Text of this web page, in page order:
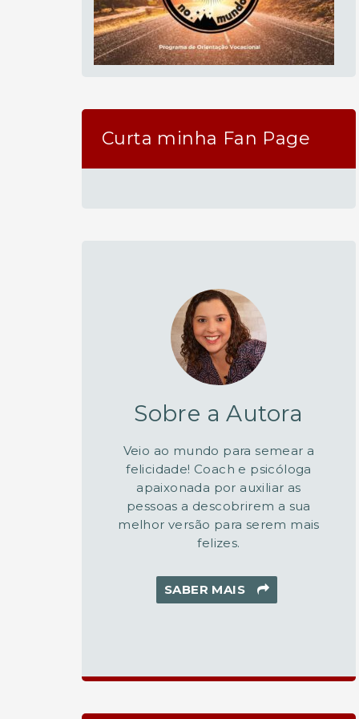
Curta minha Fan Page
Sobre a Autora
Veio ao mundo para semear a
felicidade! Coach e psicóloga
apaixonada por auxiliar as
pessoas a descobrirem a sua
melhor versão para serem mais
felizes.
SABER MAIS